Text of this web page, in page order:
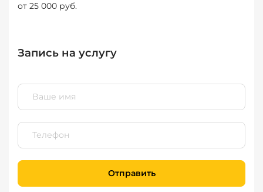
от 25 000 руб.
Запись на услугу
Отправить